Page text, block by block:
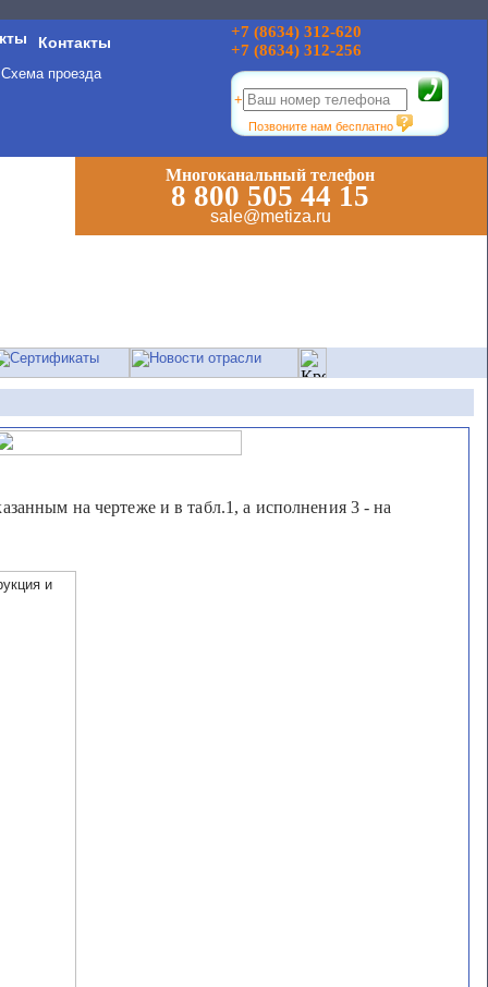
Контакты
Схема проезда
+7 (8634) 312-620
+7 (8634) 312-256
+
Позвоните нам бесплатно
Многоканальный телефон
8 800 505 44 15
sale@metiza.ru
на чертеже и в табл.1, а исполнения 3 - на